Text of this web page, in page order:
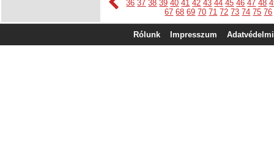
36 37 38 39 40 41 42 43 44 45 46 47 48
67 68 69 70 71 72 73 74 75 76
Rólunk Impresszum